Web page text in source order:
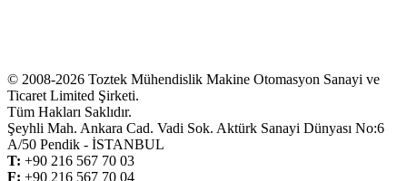
© 2008-2026 Toztek Mühendislik Makine Otomasyon Sanayi ve
Ticaret Limited Şirketi.
Tüm Hakları Saklıdır.
Şeyhli Mah. Ankara Cad. Vadi Sok. Aktürk Sanayi Dünyası No:6
A/50 Pendik - İSTANBUL
T: +90 216 567 70 03
F: +90 216 567 70 04